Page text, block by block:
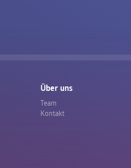
Über uns
Team
Kontakt